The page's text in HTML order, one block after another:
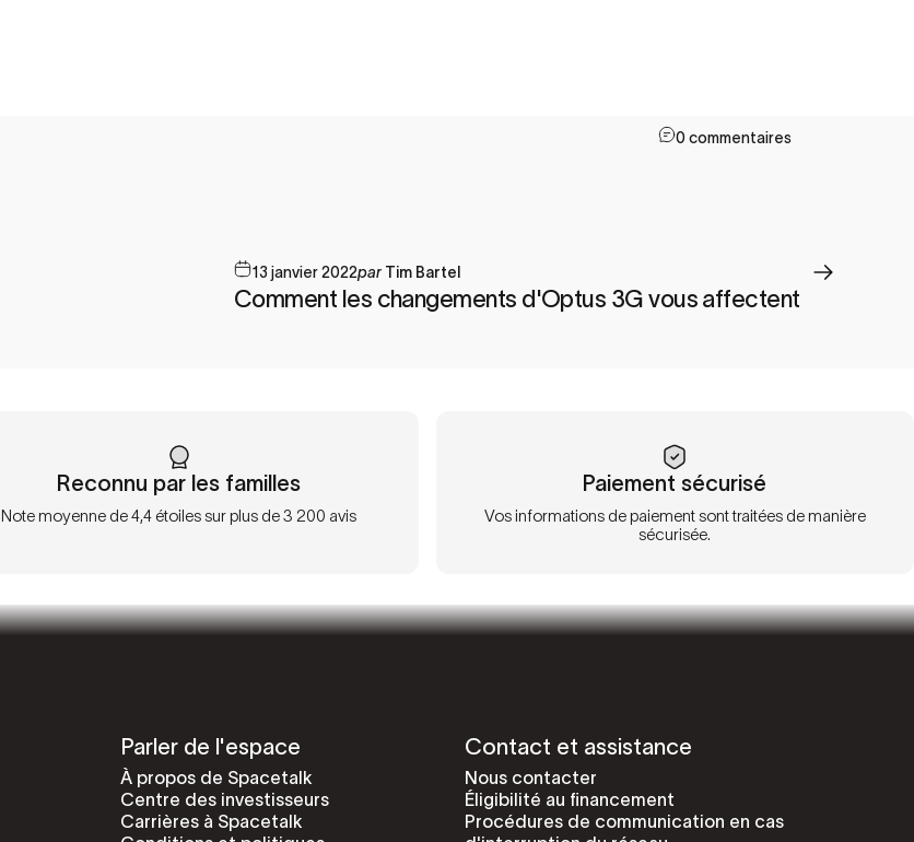
0 commentaires
13 janvier 2022par Tim Bartel
Comment les changements d'Optus 3G vous affectent
Reconnu par les familles
Note moyenne de 4,4 étoiles sur plus de 3 200 avis
Paiement sécurisé
Vos informations de paiement sont traitées de manière
sécurisée.
Parler de l'espace
À propos de Spacetalk
Centre des investisseurs
Carrières à Spacetalk
Contact et assistance
Nous contacter
Éligibilité au financement
Procédures de communication en cas